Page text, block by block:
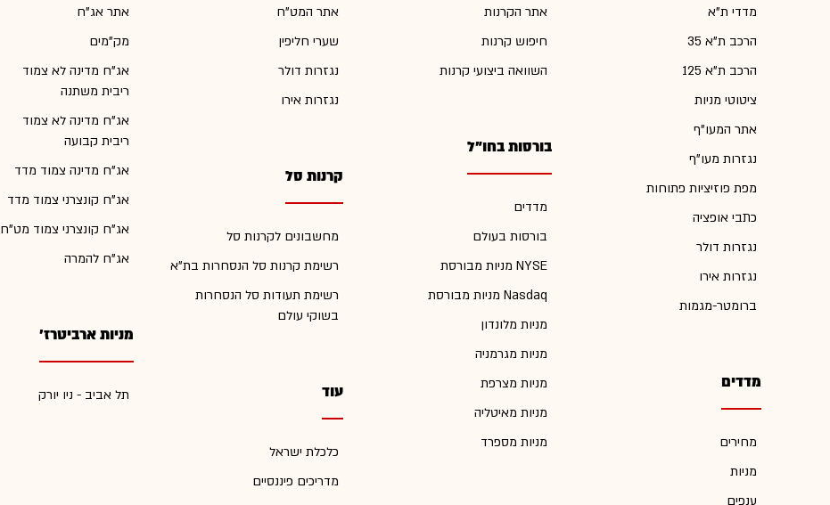
מדדי ת"א
הרכב ת"א 35
הרכב ת"א 125
ציטוטי מניות
אתר המעו"ף
נגזרות מעו"ף
מפת פוזיציות פתוחות
כתבי אופציה
נגזרות דולר
נגזרות אירו
ברומטר-מגמות
מדדים
מחירים
מניות
ענפים
אתר הקרנות
חיפוש קרנות
השוואה ביצועי קרנות
בורסות בחו"ל
מדדים
בורסות בעולם
מניות מבורסת NYSE
מניות מבורסת Nasdaq
מניות מלונדון
מניות מגרמניה
מניות מצרפת
מניות מאיטליה
מניות מספרד
אתר המט"ח
שערי חליפין
נגזרות דולר
נגזרות אירו
קרנות סל
מחשבונים לקרנות סל
רשימת קרנות סל הנסחרות בת"א
רשימת תעודות סל הנסחרות
בשוקי עולם
עוד
כלכלת ישראל
מדריכים פיננסיים
אתר אג"ח
מק"מים
אג"ח מדינה לא צמוד
ריבית משתנה
אג"ח מדינה לא צמוד
ריבית קבועה
אג"ח מדינה צמוד מדד
אג"ח קונצרני צמוד מדד
אג"ח קונצרני צמוד מט"ח
אג"ח להמרה
מניות ארביטרז'
תל אביב - ניו יורק